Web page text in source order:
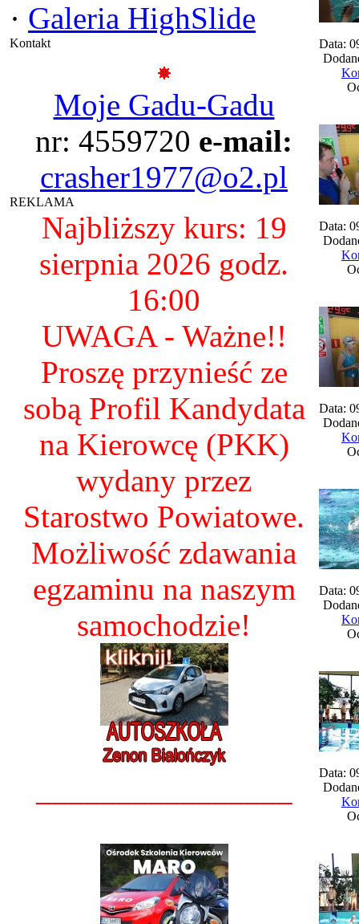
· Galeria HighSlide
Kontakt
Moje Gadu-Gadu
nr: 4559720 e-mail:
crasher1977@o2.pl
REKLAMA
Najbliższy kurs: 19
sierpnia 2026 godz.
16:00
UWAGA - Ważne!!
Proszę przynieść ze
sobą Profil Kandydata
na Kierowcę (PKK)
wydany przez
Starostwo Powiatowe.
Możliwość zdawania
egzaminu na naszym
samochodzie!
Data:
Data:
Data:
Data:
Data: